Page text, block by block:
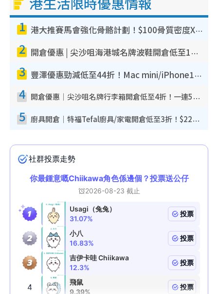
1 港大推賽馬會強化骨骼計劃！$100骨質密度X光檢查 完成免費運動訓練送超市禮券！附參加資格
2 開倉優惠 | 尖沙咀海港城名牌波鞋開倉低至1折！On鞋$899起／Joy&Peace鞋履$98起
3 豐澤優惠勁減低至44折！Mac mini/iPhone17Pro大減價！廚房家電$220起
4 開倉優惠｜尖沙咀名牌行李箱開倉低至4折！一連5日 American Tourister/ace./Hallmark $200起！
5 廚具開倉｜特福Tefal廚具/家電開倉低至3折！$220起買平底鍋/炒鑊/湯煲！電飯煲/吸塵機/燙斗$418起